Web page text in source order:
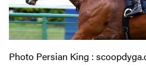
Photo Persian King :